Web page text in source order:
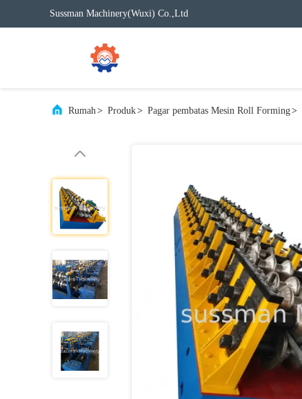
Sussman Machinery(Wuxi) Co.,Ltd
Rumah> Produk> Pagar pembatas Mesin Roll Forming>